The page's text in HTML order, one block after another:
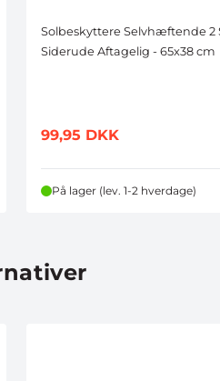
Solbeskyttere Selvhæftende 2
Siderude Aftagelig - 65x38 cm
99,95 DKK
På lager (lev. 1-2 hverdage)